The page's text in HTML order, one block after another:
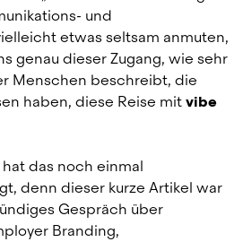
und
etwas seltsam anmuten,
genau dieser Zugang, wie sehr
Menschen beschreibt, die
haben, diese Reise mit vibe
das noch einmal
denn dieser kurze Artikel war
Gespräch über
Branding,